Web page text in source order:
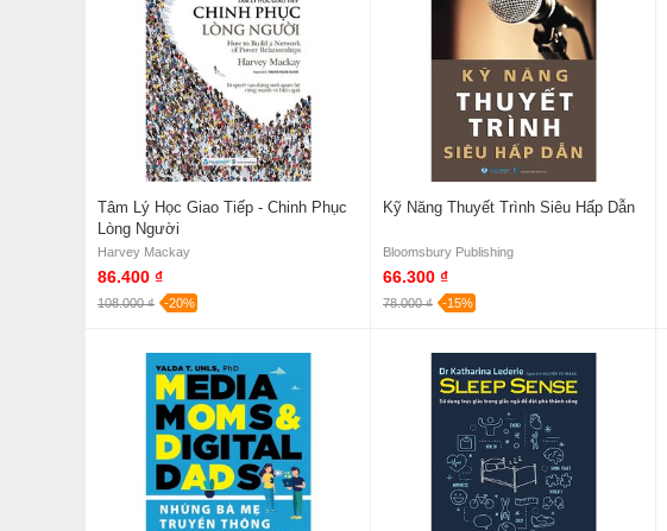
Tâm Lý Học Giao Tiếp - Chinh Phục
Lòng Người
Harvey Mackay
86.400 ₫
108.000 ₫ -20%
Kỹ Năng Thuyết Trình Siêu Hấp Dẫn
Bloomsbury Publishing
66.300 ₫
78.000 ₫ -15%